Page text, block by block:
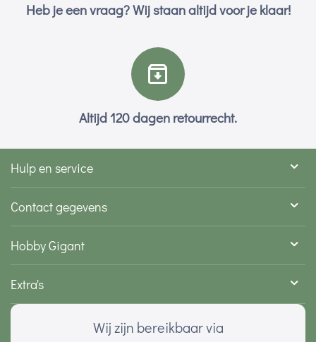
Heb je een vraag? Wij staan altijd voor je klaar!
Altijd 120 dagen retourrecht.
Hulp en service
Contact gegevens
Hobby Gigant
Extra's
Wij zijn bereikbaar via